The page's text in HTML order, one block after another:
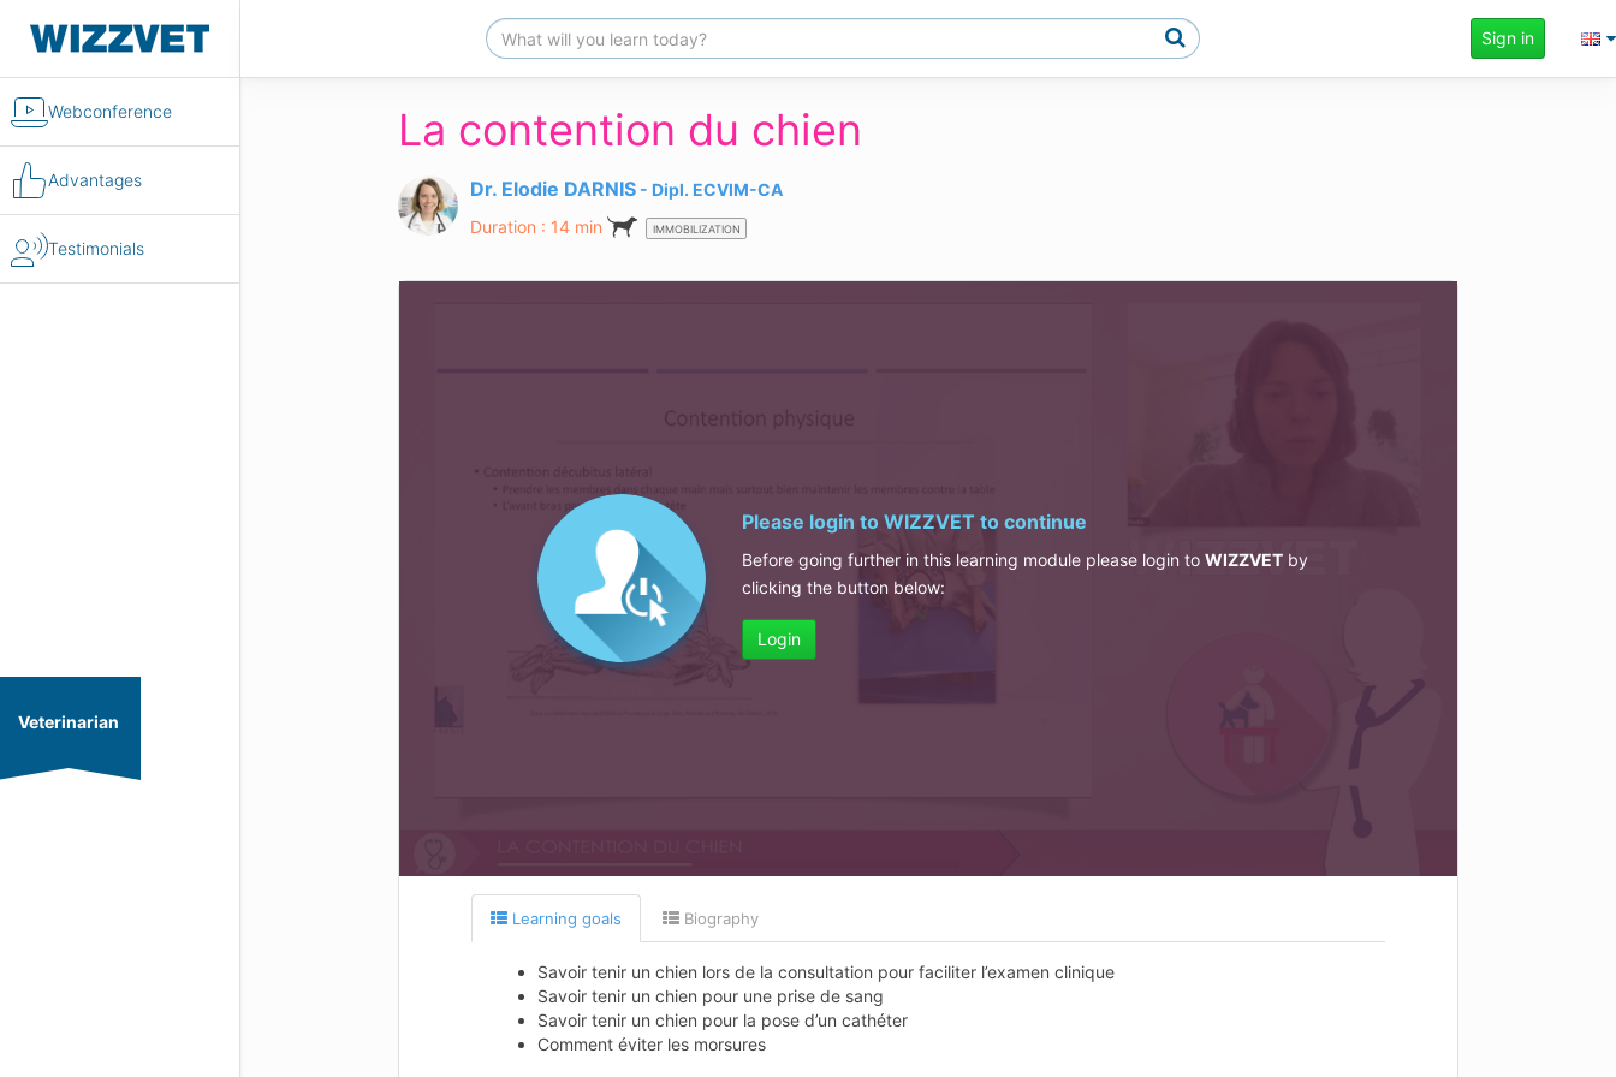
Webconference
Advantages
Testimonials
Veterinarian
Sign in
La contention du chien
Dr. Elodie DARNIS Dipl. ECVIM-CA
Duration : 14 min
IMMOBILIZATION
Please login toWIZZVET to continue
Before going further in this learning module please login toWIZZVET by
clicking the button below:
Login
Learning goals Biography
Savoir tenir un chien lors de la consultation pour faciliter l’examen clinique
Savoir tenir un chien pour une prise de sang
Savoir tenir un chien pour la pose d’un cathéter
Comment éviter les morsures